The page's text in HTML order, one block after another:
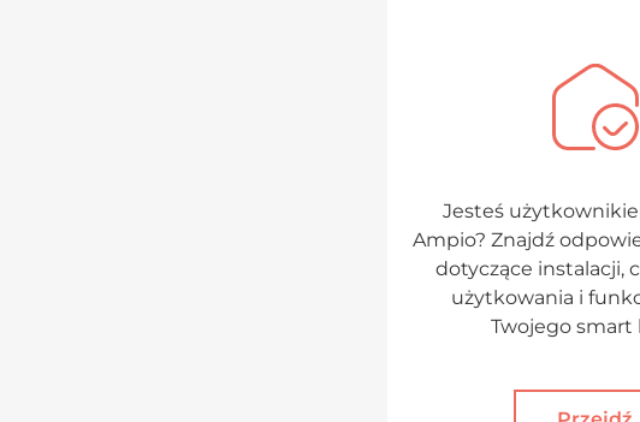
Jesteś
Ampio? Znajdź
dotyczące instalacji,
użytkowania i
Twojego smart